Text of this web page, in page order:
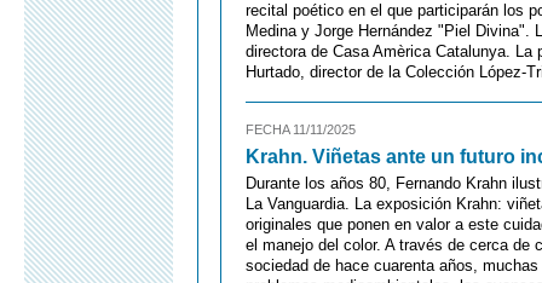
recital poético en el que participarán los
Medina y Jorge Hernández "Piel Divina".
directora de Casa Amèrica Catalunya.
Hurtado, director de la Colección López-
FECHA 11/11/2025
Krahn. Viñetas ante un futuro
Durante los años 80, Fernando Krahn
La Vanguardia. La exposición Krahn:
originales que ponen en valor a este
el manejo del color. A través de cerca de
sociedad de hace cuarenta años,